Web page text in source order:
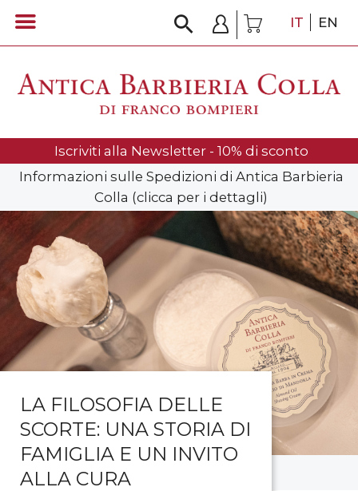
IT EN
Iscriviti alla Newsletter - 10% di sconto
Informazioni sulle Spedizioni di Antica Barbieria
Colla (clicca per i dettagli)
LA FILOSOFIA DELLE
SCORTE: UNA STORIA DI
FAMIGLIA E UN INVITO
ALLA CURA